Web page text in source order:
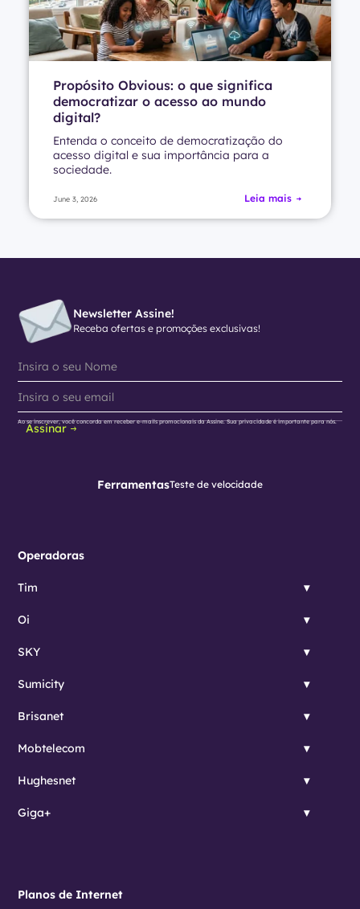
Propósito Obvious: o que significa
democratizar o acesso ao mundo
digital?
Entenda o conceito de democratização do
acesso digital e sua importância para a
sociedade.
June 3, 2026 Leia mais
Newsletter Assine!
Receba ofertas e promoções exclusivas!
Assinar
Ao se inscrever, você concorda em receber e-mails promocionais da Assine. Sua privacidade é importante para nós.
FerramentasTeste de velocidade
Operadoras
Tim
Oi
SKY
Sumicity
Brisanet
Mobtelecom
Hughesnet
Giga+
Planos de Internet